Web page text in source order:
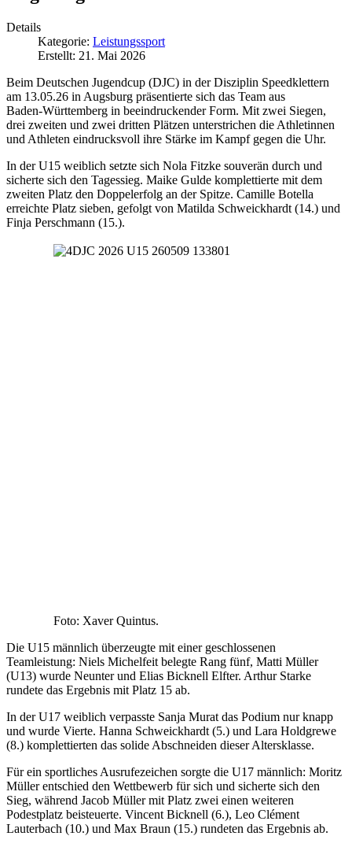
Details
Kategorie: Leistungssport
Erstellt: 21. Mai 2026
Beim Deutschen Jugendcup (DJC) in der Disziplin Speedklettern
am 13.05.26 in Augsburg präsentierte sich das Team aus
Baden‑Württemberg in beeindruckender Form. Mit zwei Siegen,
drei zweiten und zwei dritten Plätzen unterstrichen die Athletinnen
und Athleten eindrucksvoll ihre Stärke im Kampf gegen die Uhr.
In der U15 weiblich setzte sich Nola Fitzke souverän durch und
sicherte sich den Tagessieg. Maike Gulde komplettierte mit dem
zweiten Platz den Doppelerfolg an der Spitze. Camille Botella
erreichte Platz sieben, gefolgt von Matilda Schweickhardt (14.) und
Finja Perschmann (15.).
Foto: Xaver Quintus.
Die U15 männlich überzeugte mit einer geschlossenen
Teamleistung: Niels Michelfeit belegte Rang fünf, Matti Müller
(U13) wurde Neunter und Elias Bicknell Elfter. Arthur Starke
rundete das Ergebnis mit Platz 15 ab.
In der U17 weiblich verpasste Sanja Murat das Podium nur knapp
und wurde Vierte. Hanna Schweickhardt (5.) und Lara Holdgrewe
(8.) komplettierten das solide Abschneiden dieser Altersklasse.
Für ein sportliches Ausrufezeichen sorgte die U17 männlich: Moritz
Müller entschied den Wettbewerb für sich und sicherte sich den
Sieg, während Jacob Müller mit Platz zwei einen weiteren
Podestplatz beisteuerte. Vincent Bicknell (6.), Leo Clément
Lauterbach (10.) und Max Braun (15.) rundeten das Ergebnis ab.